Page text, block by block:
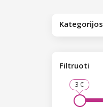
Kategorijos
Filtruoti
3 €